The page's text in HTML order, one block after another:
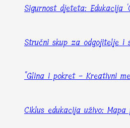
Sigurnost djeteta: Edukacija
Stručni skup za odgojitelje i
"Glina i pokret - Kreativni
Ciklus edukacija uživo: